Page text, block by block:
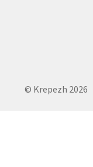
© Krepezh 2026